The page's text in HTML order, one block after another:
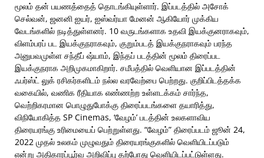
மூலம் தன் பயணத்தைத் தொடங்கியுள்ளார். இப்படத்தில் அசோக்
செல்வன், ஜனனி ஐயர், ஐஸ்வர்யா மேனன் ஆகியோர் முக்கிய
வேடங்களில் நடித்துள்ளனர். 10 வருடங்களாக உதவி இயக்குனராகவும்,
விளம்பரப் பட இயக்குநராகவும், குறும்படத் இயக்குநராகவும் பரந்த
அனுபவமுள்ள சந்தீப் ஷ்யாம், இந்தப் படத்தின் மூலம் திரைப்பட
இயக்குநராக அறிமுகமாகிறார். சமீபத்தில் வெளியான இப்படத்தின்
ஃபர்ஸ்ட் லுக் ரசிகர்களிடம் நல்ல வரவேற்பை பெற்றது. குறிப்பிடத்தக்க
வகையில், வணிக ரீதியாக எண்ணற்ற உள்ளடக்கம் சார்ந்த,
வெற்றிகரமான பொழுதுபோக்கு திரைப்படங்களை தயாரித்து,
விநியோகித்த SP Cinemas, ‘வேழம்’ படத்தின் உலகளாவிய
திரையரங்கு உரிமையைப் பெற்றுள்ளது. “வேழம்” திரைப்படம் ஜூன் 24,
2022 முதல் உலகம் முழுவதும் திரையரங்குகளில் வெளியிடப்படும்
என்று அதிகாரப்பூர்வ அறிவிப்பு தற்போது வெளியிடப்பட்டுள்ளது.